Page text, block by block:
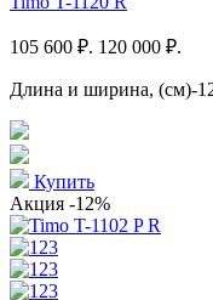
105 600 ₽. 120 000 ₽.
Длина и ширина, (см)-
Купить
Акция -12%